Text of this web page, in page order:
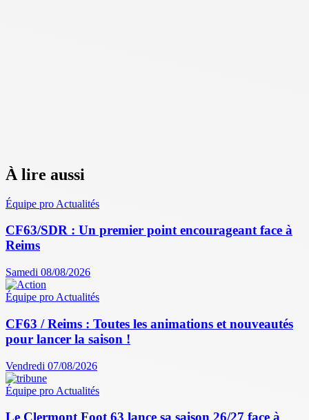
À lire aussi
Équipe pro Actualités
CF63/SDR : Un premier point encourageant face à
Reims
Samedi 08/08/2026
Équipe pro Actualités
CF63 / Reims : Toutes les animations et nouveautés
pour lancer la saison !
Vendredi 07/08/2026
Équipe pro Actualités